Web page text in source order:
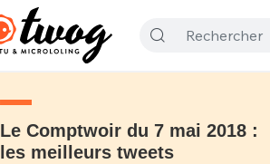
Le Comptwoir du 7 mai 2018 :
les meilleurs tweets